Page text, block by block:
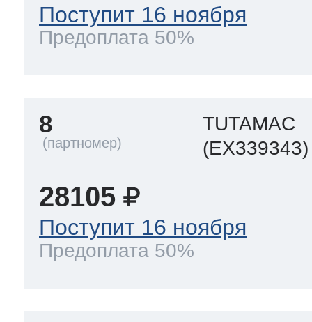
Поступит 16 ноября
Предоплата 50%
8
TUTAMAC
(EX339343)
28105
Поступит 16 ноября
Предоплата 50%